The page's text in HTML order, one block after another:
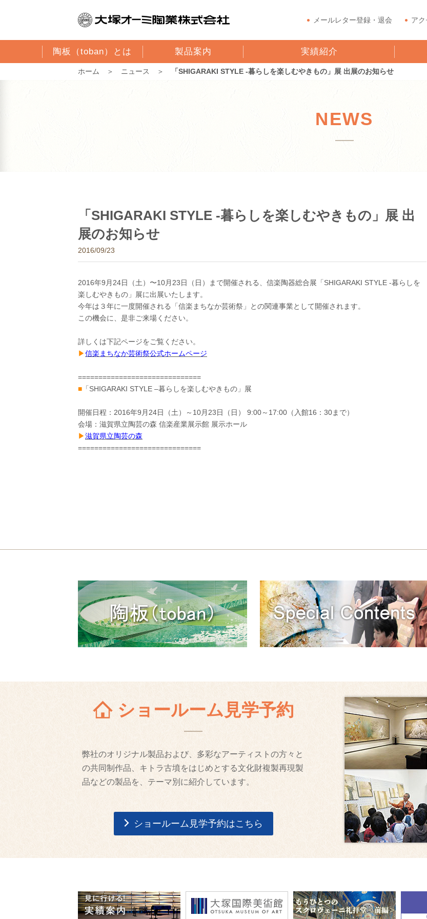
メールレター登録・退会 アク
陶板（toban）とは 製品案内 実績紹介
ホーム ＞ ニュース ＞ 「SHIGARAKI STYLE -暮らしを楽しむやきもの」展 出展のお知らせ
NEWS
「SHIGARAKI STYLE -暮らしを楽しむやきもの」展 出
展のお知らせ
2016/09/23
2016年9月24日（土）〜10月23日（日）まで開催される、信楽陶器総合展「SHIGARAKI STYLE -暮らしを
楽しむやきもの」展に出展いたします。
今年は３年に一度開催される「信楽まちなか芸術祭」との関連事業として開催されます。
この機会に、是非ご来場ください。
詳しくは下記ページをご覧ください。
▶︎信楽まちなか芸術祭公式ホームページ
==============================
■ 「SHIGARAKI STYLE –暮らしを楽しむやきもの」展
開催日程：2016年9月24日（土）～10月23日（日） 9:00～17:00（入館16：30まで）
会場：滋賀県立陶芸の森 信楽産業展示館 展示ホール
▶︎滋賀県立陶芸の森
==============================
ショールーム見学予約
弊社のオリジナル製品および、多彩なアーティストの方々と
の共同制作品、キトラ古墳をはじめとする文化財複製再現製
品などの製品を、テーマ別に紹介しています。
ショールーム見学予約はこちら